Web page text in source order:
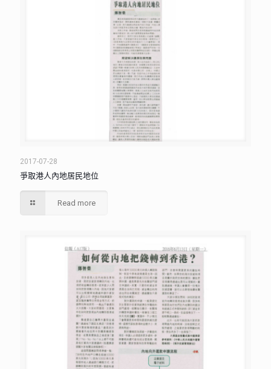
2017-07-28
爭取港人內地居民地位
Read more